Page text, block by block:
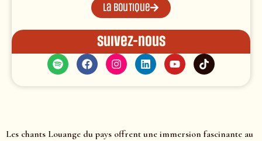
La boutique
Suivez-nous
Les chants Louange du pays offrent une immersion fascinante au